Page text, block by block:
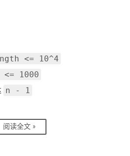
<= 10^4
1000
n - 1
阅读全文 »